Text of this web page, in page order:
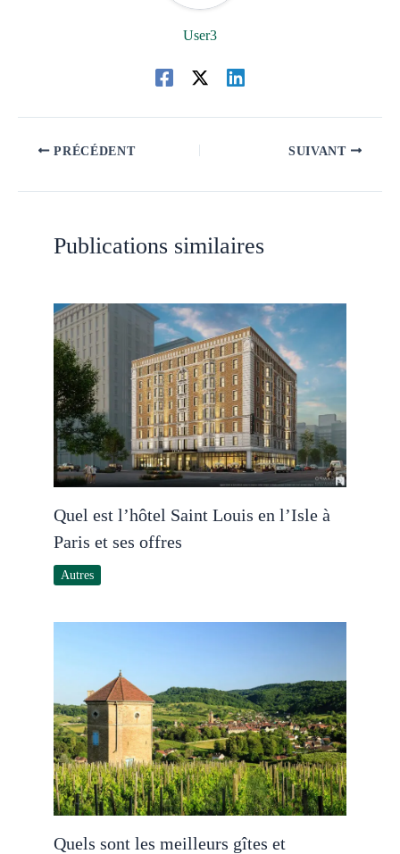
User3
PRÉCÉDENT SUIVANT
Publications similaires
Quel est l’hôtel Saint Louis en l’Isle à
Paris et ses offres
Autres
Quels sont les meilleurs gîtes et